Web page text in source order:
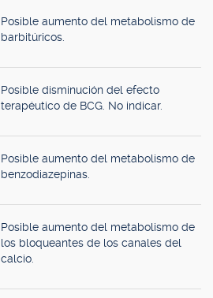
Posible aumento del metabolismo de
barbitúricos.
Posible disminución del efecto
terapéutico de BCG. No indicar.
Posible aumento del metabolismo de
benzodiazepinas.
Posible aumento del metabolismo de
los bloqueantes de los canales del
calcio.